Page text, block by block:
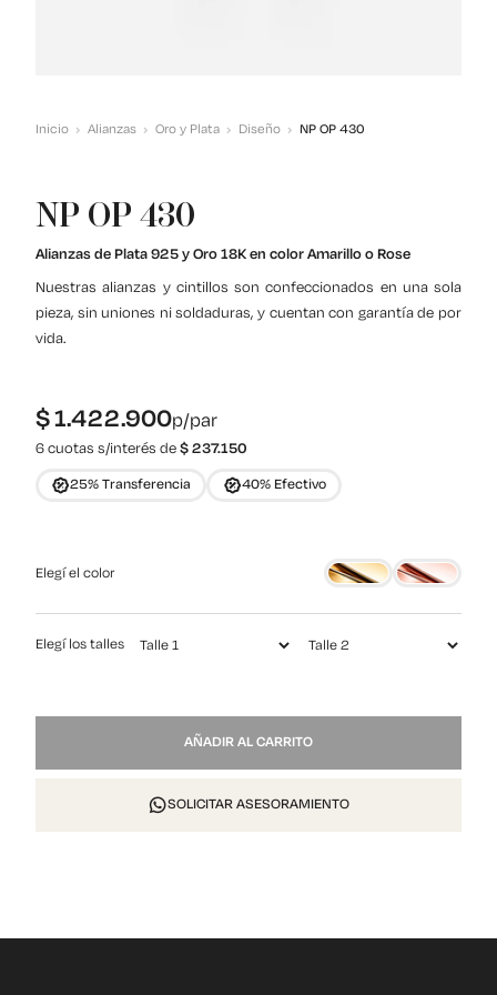
Inicio Alianzas Oro y Plata Diseño NP OP 430
NP OP 430
Alianzas de Plata 925 y Oro 18K en color Amarillo o Rose
Nuestras alianzas y cintillos son confeccionados en una sola
pieza, sin uniones ni soldaduras, y cuentan con garantía de por
vida.
$1.422.900p/par
6 cuotas s/interés de$237.150
25% Transferencia 40% Efectivo
Elegí el color
Elegí los talles
NP
430
AÑADIR AL CARRITO
SOLICITAR ASESORAMIENTO